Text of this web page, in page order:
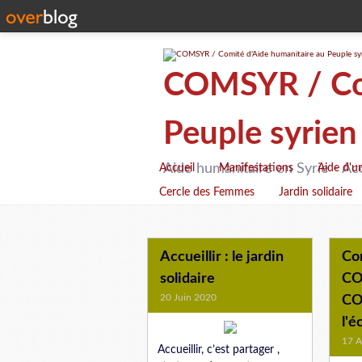
COMSYR /
Peuple syrien
Aide humanitaire en Syrie -
Accueil Manifestations Aide
Cercle des Femmes Jardin solidaire
Accueillir : le jardin
solidaire
20 Juin 2020
Accueillir, c’est partager ,
17